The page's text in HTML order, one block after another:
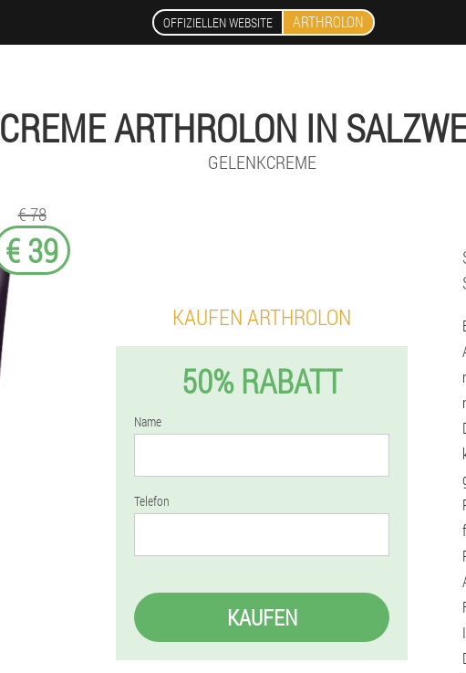
OFFIZIELLEN WEBSITE ARTHROLON
CREME ARTHROLON IN
GELENKCREME
€ 78
€ 39
KAUFEN ARTHROLON
50% RABATT
Name
Telefon
KAUFEN